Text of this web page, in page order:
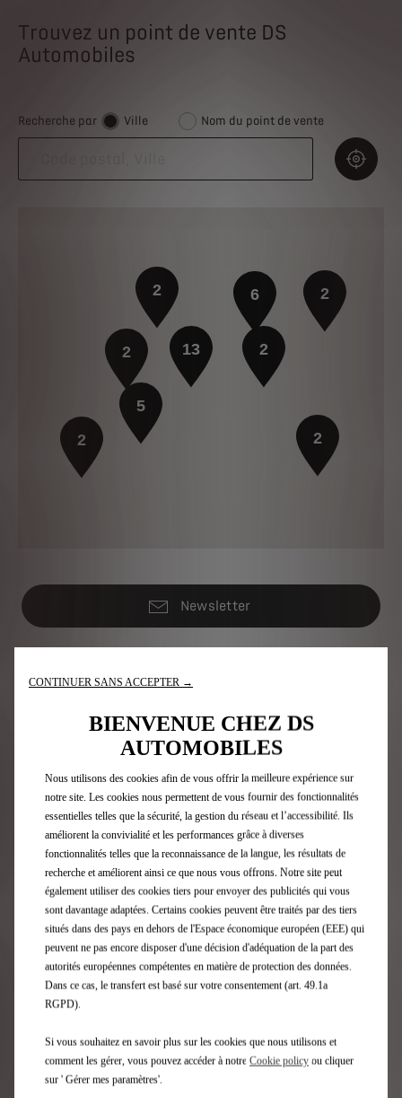
Trouvez un point de vente DS
Automobiles
Recherche par Ville Nom du point de vente
13
2
2
5
2
6
2
2
2
Newsletter
Gamme DS
Voitures électriques
Voitures Hybrides rechargeables
Berlines
Edition Limitée
Accès Rapide
Configurateur DS
Offres pour les particuliers
Recharge et autonomie électrique
Technologies
Demandez une offre
Demandez un essai
Téléchargez la liste de prix
Trouvez un point de vente
Contactez-nous
Newsletter
CONTINUER SANS ACCEPTER →
BIENVENUE CHEZ DS
AUTOMOBILES
Nous utilisons des cookies afin de vous offrir la meilleure expérience sur
notre site. Les cookies nous permettent de vous fournir des fonctionnalités
essentielles telles que la sécurité, la gestion du réseau et l’accessibilité. Ils
améliorent la convivialité et les performances grâce à diverses
fonctionnalités telles que la reconnaissance de la langue, les résultats de
recherche et améliorent ainsi ce que nous vous offrons. Notre site peut
également utiliser des cookies tiers pour envoyer des publicités qui vous
sont davantage adaptées. Certains cookies peuvent être traités par des tiers
situés dans des pays en dehors de l'Espace économique européen (EEE) qui
peuvent ne pas encore disposer d'une décision d'adéquation de la part des
autorités européennes compétentes en matière de protection des données.
Dans ce cas, le transfert est basé sur votre consentement (art. 49.1a
RGPD).
Si vous souhaitez en savoir plus sur les cookies que nous utilisons et
comment les gérer, vous pouvez accéder à notre Cookie policy ou cliquer
sur ' Gérer mes paramètres'.